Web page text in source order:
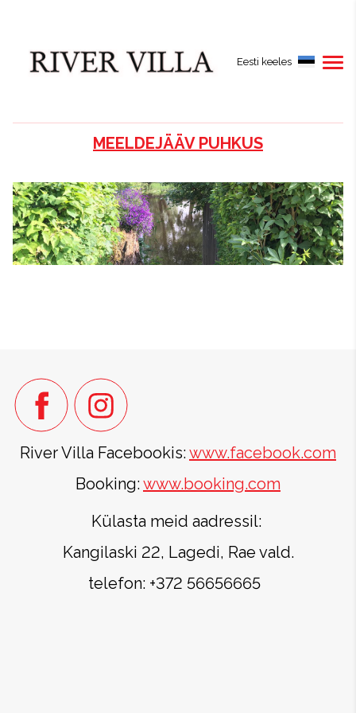
Eesti keeles
MEELDEJÄÄV PUHKUS
River Villa Facebookis:www.facebook.com
Booking:www.booking.com
Külasta meid aadressil:
Kangilaski 22, Lagedi, Rae vald.
telefon: +372 56656665